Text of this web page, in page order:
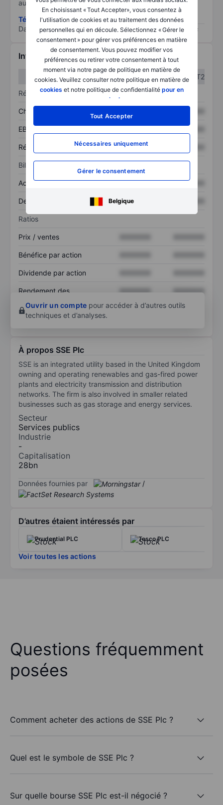
En choisissant « Tout Accepter», vous consentez à
l'utilisation de cookies et au traitement des données
personnelles qui en découle. Sélectionnez « Gérer le
consentement » pour gérer vos préférences en matière
de consentement. Vous pouvez modifier vos
préférences ou retirer votre consentement à tout
moment via notre page de politique en matière de
cookies. Veuillez consulter notre politique en matière de
cookies et notre politique de confidentialité pour en
savoir plus
Tout Accepter
Nécessaires uniquement
Gérer le consentement
Belgique
au risque le plus élevé).
Télécharger la méthodologie ESG (en anglais)
Data provided by
/
Informations financières
T1
T2
Résultats
Chiffre d’affaires
EBITDA
Résultat net XXXXXXX
Bilan
Actif total XXXXXXX XXXXXXX
Dette totale XXXXXXX
Ratios
Prix / ventes
Bénéfice par action
Dividende par action
Rendement des
XXXXXXX
XXXXXXX
Ouvrir un compte pour accéder à d’autres outils
techniques et d’analyses.
À propos SSE Plc
SSE is an integrated utility based in the United Kingdom
owning and operating renewables and gas-fired power
plants and electricity transmission and distribution
networks. The firm is also involved in smaller related
businesses such as gas storage and energy services.
Secteur
Services publics
Industrie
-
Capitalisation
28bn
Données fournies par /
D’autres étaient intéressés par
Prudential PLC Tesco PLC
Voir toutes les actions
Questions fréquemment
posées
Comment acheter des actions de SSE Plc ?
Quel est le symbole de SSE Plc ?
Sur quelle bourse SSE Plc est-il négocié ?